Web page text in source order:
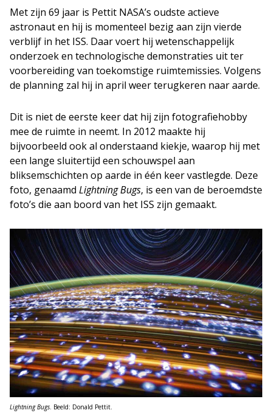
Met zijn 69 jaar is Pettit NASA’s oudste actieve
astronaut en hij is momenteel bezig aan zijn vierde
verblijf in het ISS. Daar voert hij wetenschappelijk
onderzoek en technologische demonstraties uit ter
voorbereiding van toekomstige ruimtemissies. Volgens
de planning zal hij in april weer terugkeren naar aarde.
Dit is niet de eerste keer dat hij zijn fotografiehobby
mee de ruimte in neemt. In 2012 maakte hij
bijvoorbeeld ook al onderstaand kiekje, waarop hij met
een lange sluitertijd een schouwspel aan
bliksemschichten op aarde in één keer vastlegde. Deze
foto, genaamd Lightning Bugs, is een van de beroemdste
foto’s die aan boord van het ISS zijn gemaakt.
Lightning Bugs . Beeld: Donald Pettit.